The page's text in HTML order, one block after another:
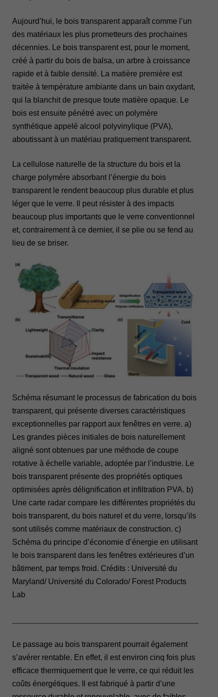
Aujourd’hui, le bois transparent apparaît comme l’un
des matériaux les plus prometteurs des prochaines
décennies. Le bois transparent est, pour le moment,
créé à partir du bois de balsa, un arbre à croissance
rapide et à faible densité. La matière première est
traitée à température ambiante dans un bain oxydant,
qui la blanchit de presque toute matière opaque. Le
bois est ensuite pénétré avec un polymère
synthétique appelé alcool polyvinylique (PVA),
aboutissant à un matériau pratiquement transparent.
La cellulose naturelle de la structure du bois et la
charge polymère absorbant l’énergie du bois
transparent le rendent beaucoup plus durable et plus
léger que le verre. Il peut résister à des impacts
beaucoup plus importants que le verre conventionnel
et, contrairement à ce dernier, il se plie ou se fend au
lieu de se briser.
Schéma résumant le processus de fabrication du bois
transparent, qui présente diverses caractéristiques
exceptionnelles par rapport aux fenêtres en verre. a)
Les grandes pièces initiales de bois naturellement
aligné sont obtenues par une méthode de coupe
rotative à échelle variable, adoptée par l’industrie. Le
bois transparent présente des propriétés optiques
optimisées après délignification et infiltration PVA. b)
Une carte radar compare les différentes propriétés du
bois transparent, du bois naturel et du verre, lorsqu’ils
sont utilisés comme matériaux de construction. c)
Schéma du principe d’économie d’énergie en utilisant
le bois transparent dans les fenêtres extérieures d’un
bâtiment, par temps froid. Crédits : Université du
Maryland/ Université du Colorado/ Forest Products
Lab
Le passage au bois transparent pourrait également
s’avérer rentable. En effet, il est environ cinq fois plus
efficace thermiquement que le verre, ce qui réduit les
coûts énergétiques. Il est fabriqué à partir d’une